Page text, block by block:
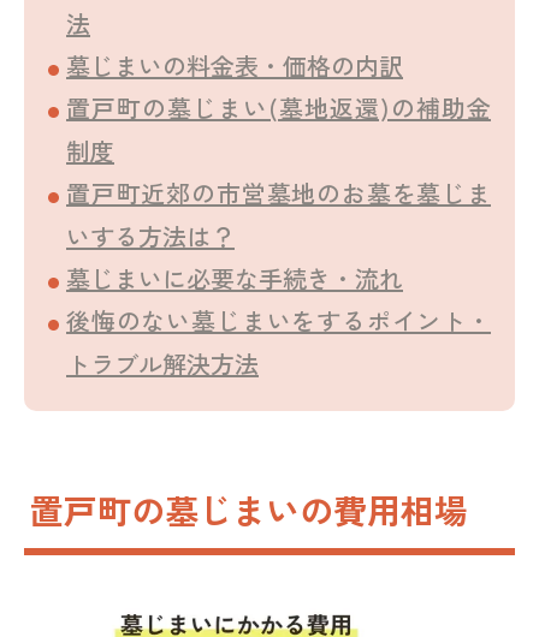
法
墓じまいの料金表・価格の内訳
置戸町の墓じまい(墓地返還)の補助金
制度
置戸町近郊の市営墓地のお墓を墓じま
いする方法は？
墓じまいに必要な手続き・流れ
後悔のない墓じまいをするポイント・
トラブル解決方法
置戸町の墓じまいの費用相場